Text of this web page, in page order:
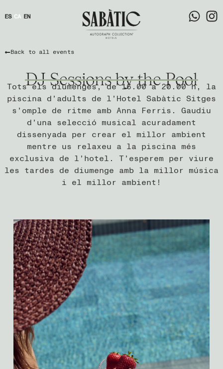
ES CA EN
Back to all events
DJ Sessions by the Pool
Tots els diumenges, de 16.00 a 20.00 h, la
piscina d’adults de l’Hotel Sabàtic Sitges
s’omple de ritme amb Anna Ferris. Gaudiu
d’una selecció musical acuradament
dissenyada per crear el millor ambient
mentre us relaxeu a la piscina més
exclusiva de l’hotel. T’esperem per viure
les tardes de diumenge amb la millor música
i el millor ambient!